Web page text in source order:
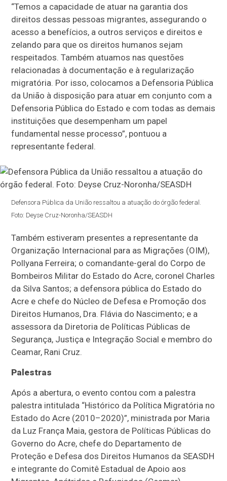
“Temos a capacidade de atuar na garantia dos
direitos dessas pessoas migrantes, assegurando o
acesso a benefícios, a outros serviços e direitos e
zelando para que os direitos humanos sejam
respeitados. Também atuamos nas questões
relacionadas à documentação e à regularização
migratória. Por isso, colocamos a Defensoria Pública
da União à disposição para atuar em conjunto com a
Defensoria Pública do Estado e com todas as demais
instituições que desempenham um papel
fundamental nesse processo”, pontuou a
representante federal.
Defensora Pública da União ressaltou a atuação do órgão federal.
Foto: Deyse Cruz-Noronha/SEASDH
Também estiveram presentes a representante da
Organização Internacional para as Migrações (OIM),
Pollyana Ferreira; o comandante-geral do Corpo de
Bombeiros Militar do Estado do Acre, coronel Charles
da Silva Santos; a defensora pública do Estado do
Acre e chefe do Núcleo de Defesa e Promoção dos
Direitos Humanos, Dra. Flávia do Nascimento; e a
assessora da Diretoria de Políticas Públicas de
Segurança, Justiça e Integração Social e membro do
Ceamar, Rani Cruz.
Palestras
Após a abertura, o evento contou com a palestra
palestra intitulada “Histórico da Política Migratória no
Estado do Acre (2010–2020)”, ministrada por Maria
da Luz França Maia, gestora de Políticas Públicas do
Governo do Acre, chefe do Departamento de
Proteção e Defesa dos Direitos Humanos da SEASDH
e integrante do Comitê Estadual de Apoio aos